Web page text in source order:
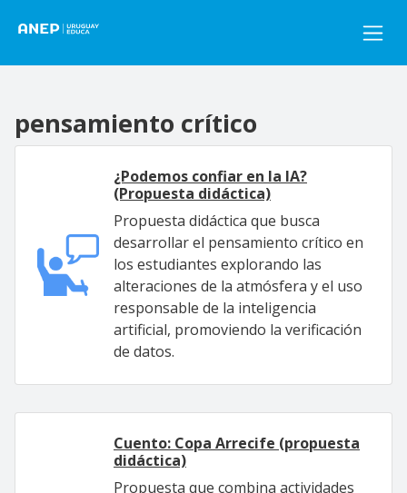
pensamiento crítico
¿Podemos confiar en la IA?
(Propuesta didáctica)
Propuesta didáctica que busca
desarrollar el pensamiento crítico en
los estudiantes explorando las
alteraciones de la atmósfera y el uso
responsable de la inteligencia
artificial, promoviendo la verificación
de datos.
Cuento: Copa Arrecife (propuesta
didáctica)
Propuesta que combina actividades